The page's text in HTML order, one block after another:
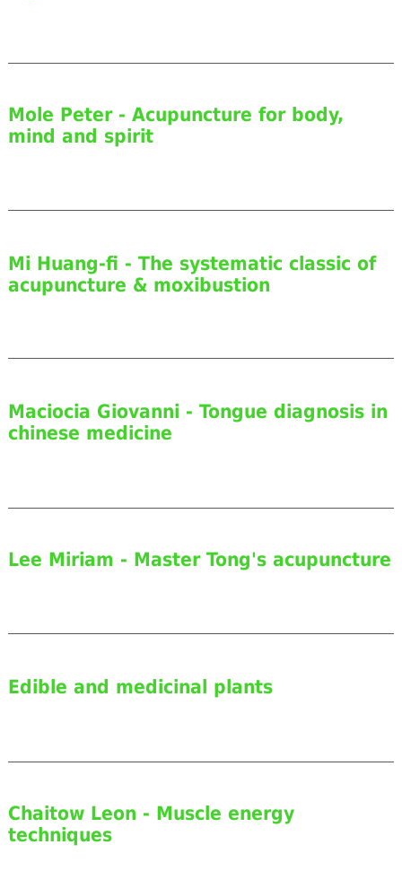
Mole Peter - Acupuncture for body,
mind and spirit
Mi Huang-fi - The systematic classic of
acupuncture & moxibustion
Maciocia Giovanni - Tongue diagnosis in
chinese medicine
Lee Miriam - Master Tong's acupuncture
Edible and medicinal plants
Chaitow Leon - Muscle energy
techniques